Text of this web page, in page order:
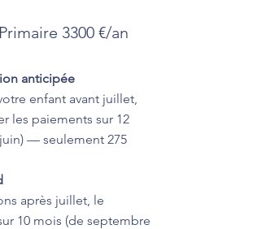
3300 €/an
anticipée
enfant avant juillet,
les paiements sur 12
— seulement 275
après juillet, le
10 mois (de septembre